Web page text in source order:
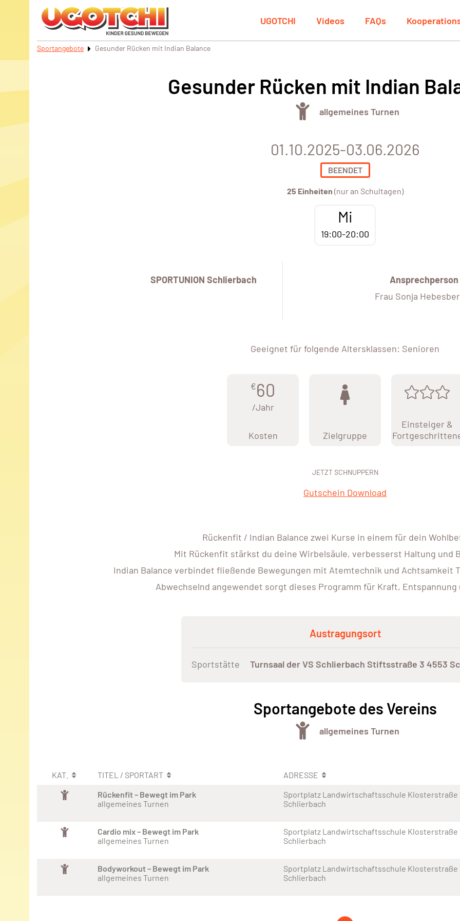
UGOTCHI Videos FAQs
Sportangebote Gesunder Rücken mit Indian Balance
Gesunder Rücken mit Indian
allgemeines Turnen
01.10.2025-03.06.2026
BEENDET
25 Einheiten (nur an Schultagen)
Mi
19:00-20:00
SPORTUNION Schlierbach
Ansprechperson
Frau Sonja
Geeignet für folgende Altersklassen: Senioren
€60
/Jahr
Kosten Zielgruppe
Einsteiger &
JETZT SCHNUPPERN
Gutschein Download
Rückenfit / Indian Balance zwei Kurse in einem für dein
Mit Rückenfit stärkst du deine Wirbelsäule, verbesserst Haltung und
Indian Balance verbindet fließende Bewegungen mit Atemtechnik und Achtsamkeit
Abwechselnd angewendet sorgt dieses Programm für Kraft, Entspannung
Austragungsort
Sportstätte Turnsaal der VS Schlierbach Stiftsstraße 3 4553
Sportangebote des Vereins
allgemeines Turnen
KAT. TITEL / SPORTART ADRESSE
Rückenfit – Bewegt im Park
allgemeines Turnen
Sportplatz Landwirtschaftsschule Klosterstraße
Schlierbach
Cardio mix – Bewegt im Park
allgemeines Turnen
Sportplatz Landwirtschaftsschule Klosterstraße
Schlierbach
Bodyworkout – Bewegt im Park
allgemeines Turnen
Sportplatz Landwirtschaftsschule Klosterstraße
Schlierbach